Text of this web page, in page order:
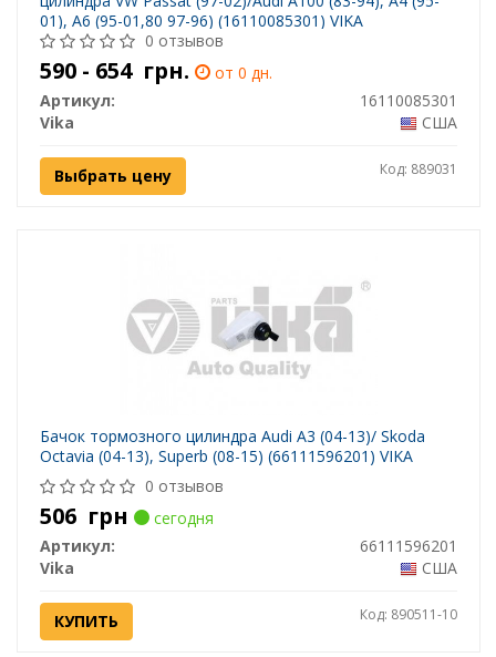
01), A6 (95-01,80 97-96) (16110085301) VIKA
0 отзывов
590 - 654 грн.
от 0 дн.
Артикул:
16110085301
Vika
США
Выбрать цену Код: 889031
Бачок тормозного цилиндра Audi A3 (04-13)/ Skoda
Octavia (04-13), Superb (08-15) (66111596201) VIKA
0 отзывов
506 грн
сегодня
Артикул:
66111596201
Vika
США
КУПИТЬ Код: 890511-10